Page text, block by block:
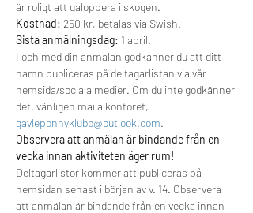
är roligt att galoppera i skogen.
Kostnad: 250 kr, betalas via Swish.
Sista anmälningsdag: 1 april.
I och med din anmälan godkänner du att ditt
namn publiceras på deltagarlistan via vår
hemsida/sociala medier. Om du inte godkänner
det, vänligen maila kontoret,
gavleponnyklubb@outlook.com.
Observera att anmälan är bindande från en
vecka innan aktiviteten äger rum!
Deltagarlistor kommer att publiceras på
hemsidan senast i början av v. 14. Observera
att anmälan är bindande från en vecka innan